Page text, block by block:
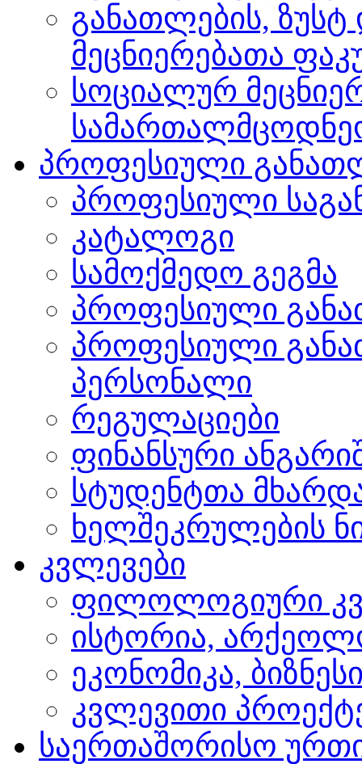
განათლების, ზუსტ
მეცნიერებათა
სოციალურ
პროფესიული
პროფესიული
კატალოგი
სამოქმედო გეგმა
პროფესიული
პროფესიული
პერსონალი
რეგულაციები
ფინანსური
სტუდენტთა
ხელშეკრულების
კვლევები
ფილოლოგიური
ისტორია,
ეკონომიკა,
კვლევითი
საერთაშორისო